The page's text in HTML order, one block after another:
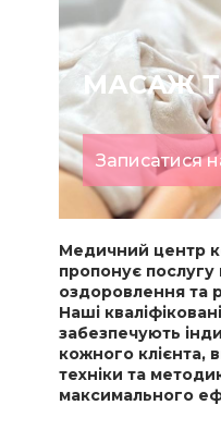
МАСАЖ
Медичний центр
пропонує послугу
оздоровлення та
Наші
забезпечують
кожного клієнта,
техніки та
максимального